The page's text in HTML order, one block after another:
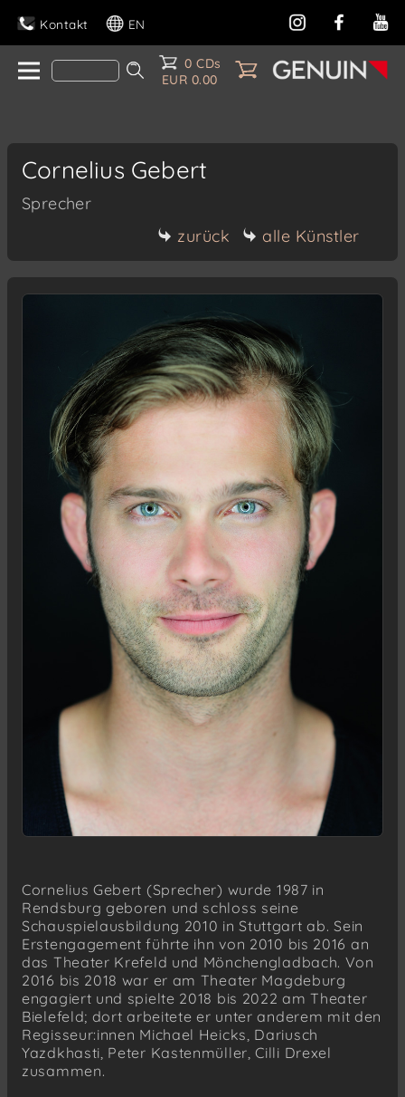
Kontakt EN
0 CDs
EUR 0.00
Cornelius Gebert
Sprecher
zurück
alle Künstler
Cornelius Gebert (Sprecher) wurde 1987 in
Rendsburg geboren und schloss seine
Schauspielausbildung 2010 in Stuttgart ab. Sein
Erstengagement führte ihn von 2010 bis 2016 an
das Theater Krefeld und Mönchengladbach. Von
2016 bis 2018 war er am Theater Magdeburg
engagiert und spielte 2018 bis 2022 am Theater
Bielefeld; dort arbeitete er unter anderem mit den
Regisseur:innen Michael Heicks, Dariusch
Yazdkhasti, Peter Kastenmüller, Cilli Drexel
zusammen.